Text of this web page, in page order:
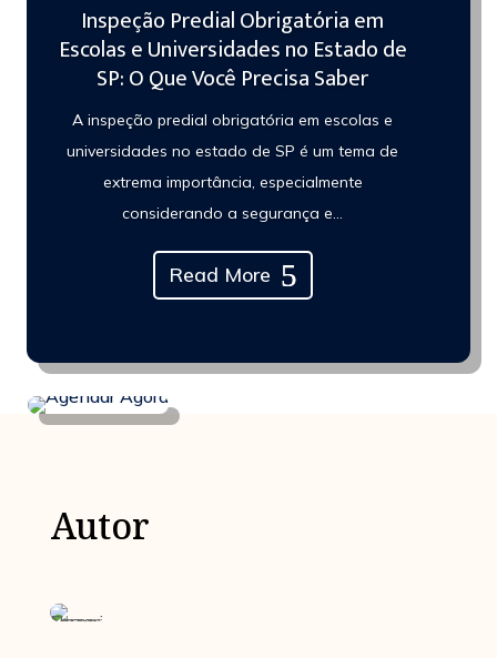
Inspeção Predial Obrigatória em
Escolas e Universidades no Estado de
SP: O Que Você Precisa Saber
A inspeção predial obrigatória em escolas e
universidades no estado de SP é um tema de
extrema importância, especialmente
considerando a segurança e…
Read More
Autor